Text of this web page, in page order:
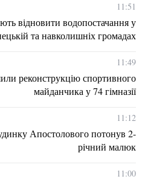
11:51
відновити водопостачання у
та навколишніх громадах
11:49
реконструкцію спортивного
майданчика у 74 гімназії
11:12
Апостолового потонув 2-
річний малюк
11:00